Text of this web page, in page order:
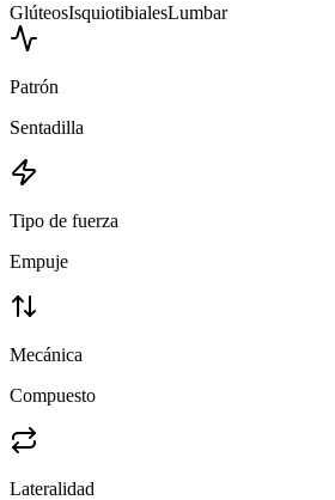
GlúteosIsquiotibialesLumbar
Patrón
Sentadilla
Tipo de fuerza
Empuje
Mecánica
Compuesto
Lateralidad